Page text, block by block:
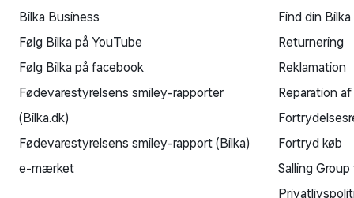
Bilka Business
Følg Bilka på YouTube
Følg Bilka på facebook
Fødevarestyrelsens smiley-rapporter
(Bilka.dk)
Fødevarestyrelsens smiley-rapport (Bilka)
e-mærket
Find din Bilka
Returnering
Reklamation
Reparation
Fortryd køb
Salling